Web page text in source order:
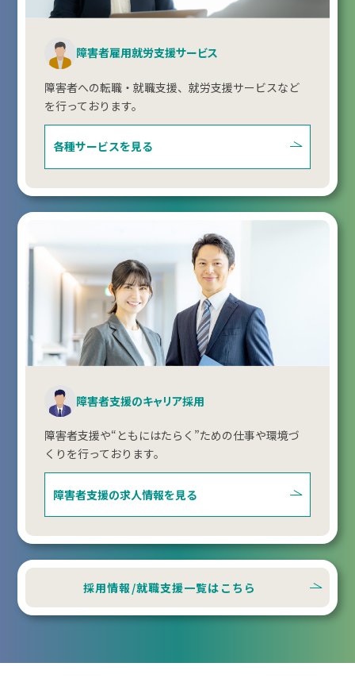
障害者雇用就労支援サービス
障害者への転職・就職支援、就労支援サービスなど
を行っております。
各種サービスを見る
障害者支援のキャリア採用
障害者支援や“ともにはたらく”ための仕事や環境づ
くりを行っております。
障害者支援の求人情報を見る
採用情報/就職支援一覧はこちら